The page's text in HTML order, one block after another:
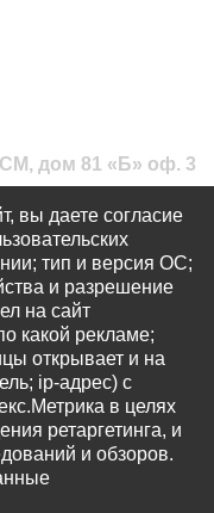
дом 81 «Б» оф. 3
visa7stvrp@yandex.ru
+7 (8652) 20-65-26
использование
разрешения
не является
положениями ст.
вы даете согласие
тип и версия ОС;
и разрешение
на сайт
какой рекламе;
открывает и на
ip-адрес) с
в целях
ретаргетинга, и
и обзоров.